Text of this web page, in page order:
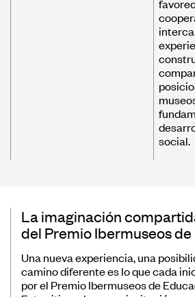
social.
La imaginación
del Premio Ibermuseos
Una nueva experiencia, una
camino diferente es lo que cada
por el Premio Ibermuseos de